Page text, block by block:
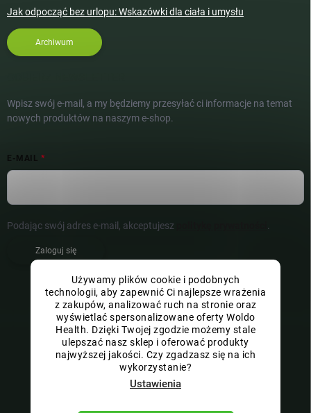
Używamy plików cookie i podobnych
technologii, aby zapewnić Ci najlepsze wrażenia
z zakupów, analizować ruch na stronie oraz
wyświetlać spersonalizowane oferty Woldo
Health. Dzięki Twojej zgodzie możemy stale
ulepszać nasz sklep i oferować produkty
najwyższej jakości. Czy zgadzasz się na ich
wykorzystanie?
Ustawienia
Jak odpocząć bez urlopu: Wskazówki dla ciała i umysłu
Archiwum
Wpisz swój e-mail, a my będziemy przesyłać ci informacje na temat
nowych produktów na naszym e-shop.
E-MAIL
Podając swój adres e-mail, akceptujesz
Zaloguj się